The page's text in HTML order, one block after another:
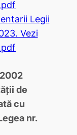
Legii
Vezi
de
cu
nr.